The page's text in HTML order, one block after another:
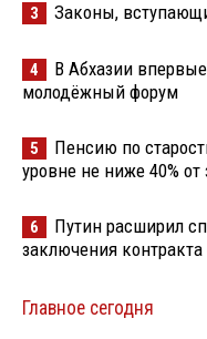
3 Законы,
4
В Абхазии
молодёжный форум
5
Пенсию по
уровне не ниже 40% от
6
Путин расширил
заключения
Главное сегодня